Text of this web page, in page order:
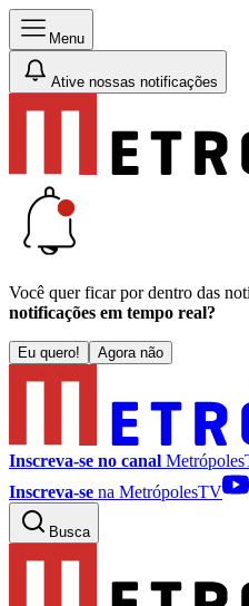
Menu
Ative nossas notificações
Você quer ficar por dentro das
notificações em tempo real?
Eu quero! Agora não
Inscreva-se no canal
Inscreva-se na MetrópolesTV
Busca